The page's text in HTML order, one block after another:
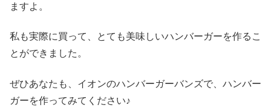
ますよ。
私も実際に買って、とても美味しいハンバーガーを作るこ
とができました。
ぜひあなたも、イオンのハンバーガーバンズで、ハンバー
ガーを作ってみてください♪